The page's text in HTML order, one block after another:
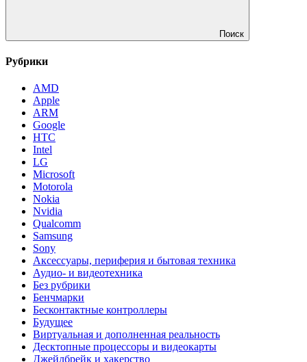
Поиск
Рубрики
AMD
Apple
ARM
Google
HTC
Intel
LG
Microsoft
Motorola
Nokia
Nvidia
Qualcomm
Samsung
Sony
Аксессуары, периферия и бытовая техника
Аудио- и видеотехника
Без рубрики
Бенчмарки
Бесконтактные контроллеры
Будущее
Виртуальная и дополненная реальность
Десктопные процессоры и видеокарты
Джейлбрейк и хакерство